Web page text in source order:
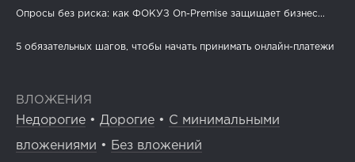
Опросы без риска: как ФОКУЗ On-Premise защищает бизнес...
5 обязательных шагов, чтобы начать принимать онлайн-платежи
ВЛОЖЕНИЯ
Недорогие • Дорогие • С минимальными
вложениями • Без вложений